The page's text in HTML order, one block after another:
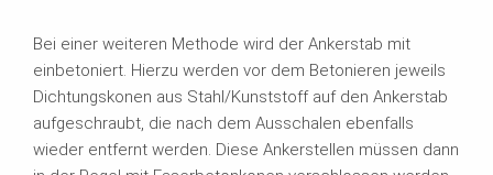
Bei einer weiteren Methode wird der Ankerstab mit
einbetoniert. Hierzu werden vor dem Betonieren jeweils
Dichtungskonen aus Stahl/Kunststoff auf den Ankerstab
aufgeschraubt, die nach dem Ausschalen ebenfalls
wieder entfernt werden. Diese Ankerstellen müssen dann